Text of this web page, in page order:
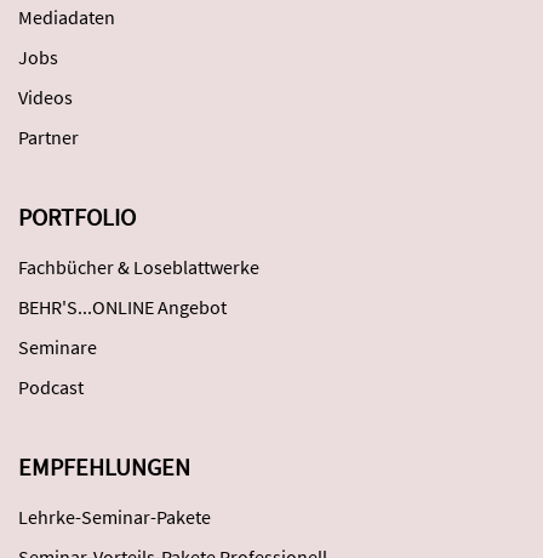
Mediadaten
Jobs
Videos
Partner
PORTFOLIO
Fachbücher & Loseblattwerke
BEHR'S...ONLINE Angebot
Seminare
Podcast
EMPFEHLUNGEN
Lehrke-Seminar-Pakete